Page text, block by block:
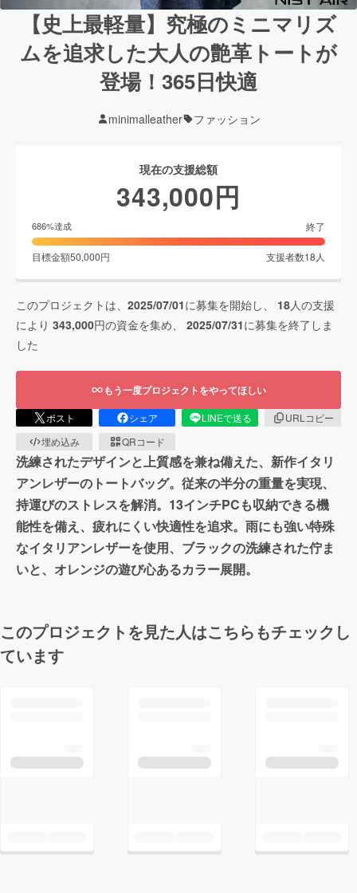
【史上最軽量】究極のミニマリズ
ムを追求した大人の艶革トートが
登場！365日快適
minimalleather ファッション
現在の支援総額
343,000円
686%達成 終了
目標金額50,000円 支援者数18 人
このプロジェクトは、 2025/07/01に募集を開始し、 18人の支援
により 343,000円の資金を集め、 2025/07/31に募集を終了しま
した
もう一度プロジェクトをやってほしい
ポスト シェア LINEで送る
URLコピー
埋め込み
QRコード
洗練されたデザインと上質感を兼ね備えた、新作イタリ
アンレザーのトートバッグ。従来の半分の重量を実現、
持運びのストレスを解消。13インチPCも収納できる機
能性を備え、疲れにくい快適性を追求。雨にも強い特殊
なイタリアンレザーを使用、ブラックの洗練された佇ま
いと、オレンジの遊び心あるカラー展開。
このプロジェクトを見た人はこちらもチェックし
ています